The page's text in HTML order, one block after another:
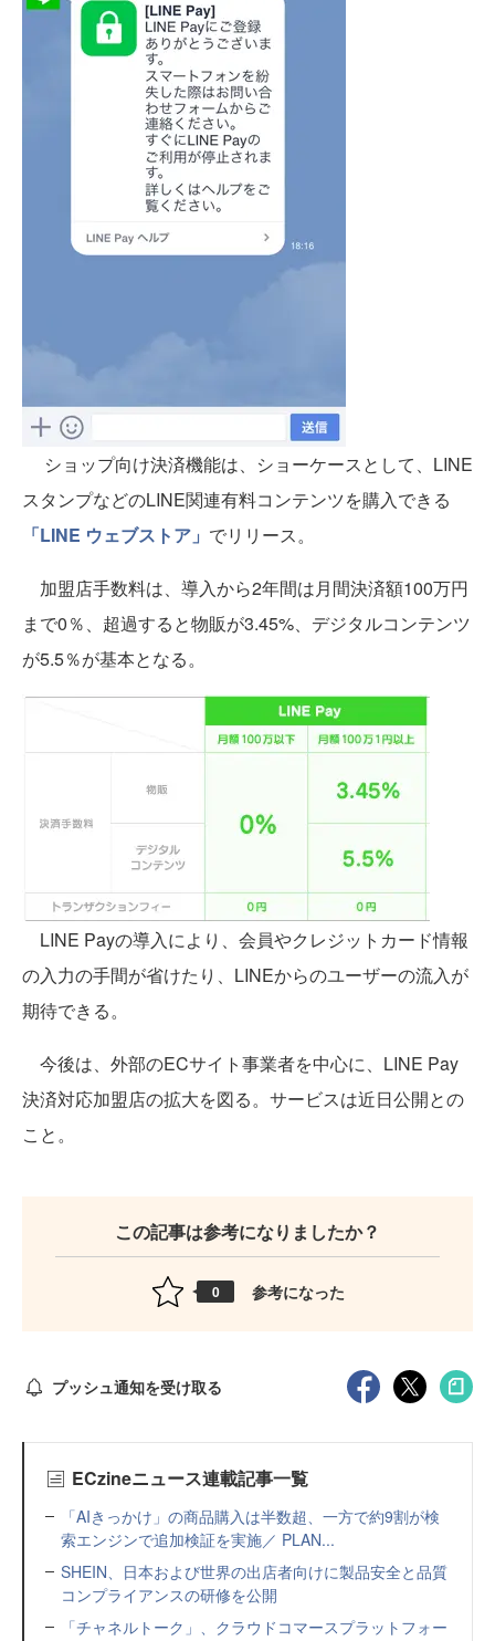
ショップ向け決済機能は、ショーケースとして、LINE
スタンプなどのLINE関連有料コンテンツを購入できる
「LINE ウェブストア」 でリリース。
加盟店手数料は、導入から2年間は月間決済額100万円
まで0％、超過すると物販が3.45%、デジタルコンテンツ
が5.5％が基本となる。
LINE Payの導入により、会員やクレジットカード情報
の入力の手間が省けたり、LINEからのユーザーの流入が
期待できる。
今後は、外部のECサイト事業者を中心に、LINE Pay
決済対応加盟店の拡大を図る。サービスは近日公開との
こと。
この記事は参考になりましたか？
0 参考になった
プッシュ通知を受け取る
ECzineニュース連載記事一覧
「AIきっかけ」の商品購入は半数超、一方で約9割が検
索エンジンで追加検証を実施／ PLAN...
SHEIN、日本および世界の出店者向けに製品安全と品質
コンプライアンスの研修を公開
「チャネルトーク」、クラウドコマースプラットフォー